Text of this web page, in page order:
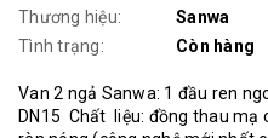
Thương hiệu:
Sanwa
Tình trạng:
Còn hàng
Van 2 ngả Sanwa: 1 đầu ren
DN15 Chất liệu: đồng thau mạ